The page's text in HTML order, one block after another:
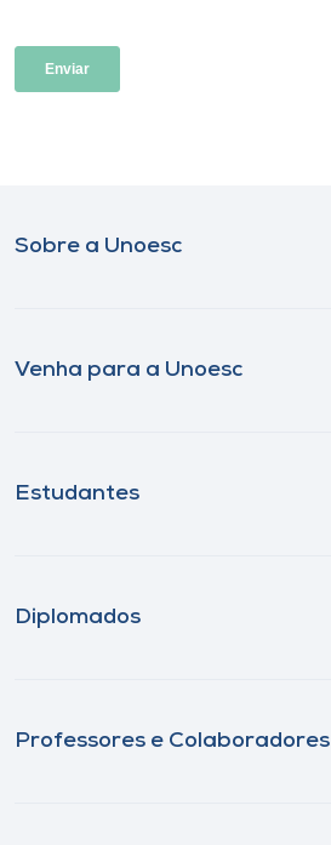
Sobre a Unoesc
Venha para a Unoesc
Estudantes
Diplomados
Professores e Colaboradores